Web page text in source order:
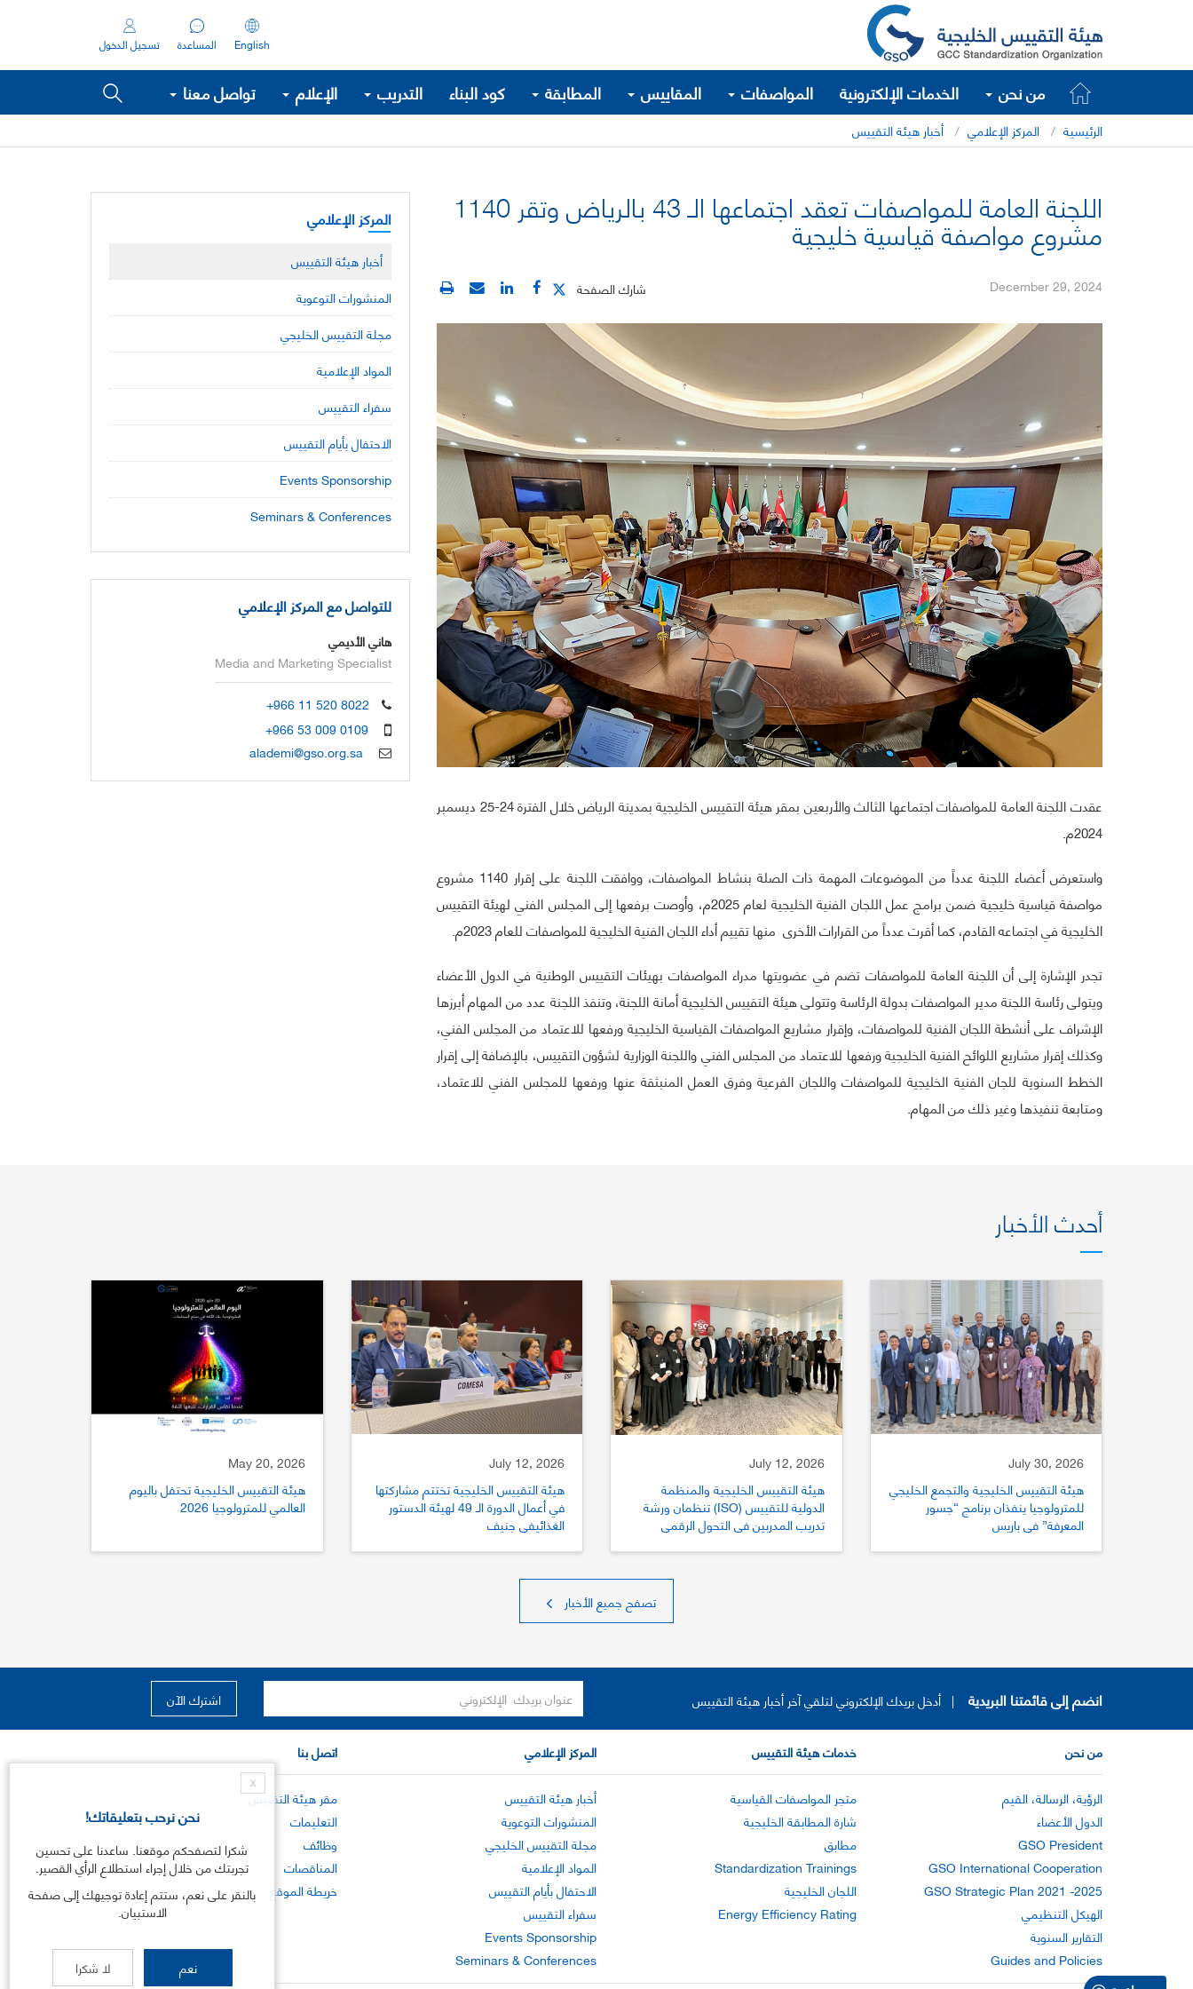
English المساعدة تسجيل الدخول
من نحن الخدمات الإلكترونية المواصفات المقاييس المطابقة كود البناء التدريب الإعلام تواصل معنا
الرئيسية المركز الإعلامي أخبار هيئة التقييس
اللجنة العامة للمواصفات تعقد اجتماعها الـ 43 بالرياض وتقر 1140
مشروع مواصفة قياسية خليجية
شارك الصفحة December 29, 2024
عقدت اللجنة العامة للمواصفات اجتماعها الثالث والأربعين بمقر هيئة التقييس الخليجية بمدينة الرياض خلال الفترة 24-25 ديسمبر
2024م.
واستعرض أعضاء اللجنة عدداً من الموضوعات المهمة ذات الصلة بنشاط المواصفات، ووافقت اللجنة على إقرار 1140 مشروع
مواصفة قياسية خليجية ضمن برامج عمل اللجان الفنية الخليجية لعام 2025م، وأوصت برفعها إلى المجلس الفني لهيئة التقييس
الخليجية في اجتماعه القادم، كما أقرت عدداً من القرارات الأخرى منها تقييم أداء اللجان الفنية الخليجية للمواصفات للعام 2023م.
تجدر الإشارة إلى أن اللجنة العامة للمواصفات تضم في عضويتها مدراء المواصفات بهيئات التقييس الوطنية في الدول الأعضاء
ويتولى رئاسة اللجنة مدير المواصفات بدولة الرئاسة وتتولى هيئة التقييس الخليجية أمانة اللجنة، وتنفذ اللجنة عدد من المهام أبرزها
الإشراف على أنشطة اللجان الفنية للمواصفات، وإقرار مشاريع المواصفات القياسية الخليجية ورفعها للاعتماد من المجلس الفني،
وكذلك إقرار مشاريع اللوائح الفنية الخليجية ورفعها للاعتماد من المجلس الفني واللجنة الوزارية لشؤون التقييس، بالإضافة إلى إقرار
الخطط السنوية للجان الفنية الخليجية للمواصفات واللجان الفرعية وفرق العمل المنبثقة عنها ورفعها للمجلس الفني للاعتماد،
ومتابعة تنفيذها وغير ذلك من المهام.
المركز الإعلامي
أخبار هيئة التقييس
المنشورات التوعوية
مجلة التقييس الخليجي
المواد الإعلامية
سفراء التقييس
الاحتفال بأيام التقييس
Events Sponsorship
Seminars & Conferences
للتواصل مع المركز الإعلامي
هاني الأديمي
Media and Marketing Specialist
+966 11 520 8022
+966 53 009 0109
alademi@gso.org.sa
أحدث الأخبار
July 30, 2026
هيئة التقييس الخليجية والتجمع الخليجي
للمترولوجيا ينفذان برنامج “جسور
المعرفة” في باريس
July 12, 2026
هيئة التقييس الخليجية والمنظمة
الدولية للتقييس (ISO) تنظمان ورشة
تدريب المدربين في التحول الرقمي
July 12, 2026
هيئة التقييس الخليجية تختتم مشاركتها
في أعمال الدورة الـ 49 لهيئة الدستور
الغذائيفي جنيف
May 20, 2026
هيئة التقييس الخليجية تحتفل باليوم
العالمي للمترولوجيا 2026
تصفح جميع الأخبار
انضم إلى قائمتنا البريدية | أدخل بريدك الإلكتروني لتلقي آخر أخبار هيئة التقييس
من نحن
الرؤية، الرسالة، القيم
الدول الأعضاء
GSO President
GSO International Cooperation
GSO Strategic Plan 2021 -2025
الهيكل التنظيمي
التقارير السنوية
Guides and Policies
خدمات هيئة التقييس
متجر المواصفات القياسية
شارة المطابقة الخليجية
مطابق
Standardization Trainings
اللجان الخليجية
Energy Efficiency Rating
المركز الإعلامي
أخبار هيئة التقييس
المنشورات التوعوية
مجلة التقييس الخليجي
المواد الإعلامية
الاحتفال بأيام التقييس
سفراء التقييس
Events Sponsorship
Seminars & Conferences
اتصل بنا
مقر هيئة التقييس
التعليمات
وظائف
المناقصات
خريطة الموقع
X
نحن نرحب بتعليقاتك!
شكرا لتصفحكم موقعنا. ساعدنا على تحسين
تجربتك من خلال إجراء استطلاع الرأي القصير.
بالنقر على نعم، ستتم إعادة توجيهك إلى صفحة
الاستبيان.
نعم لا شكرا